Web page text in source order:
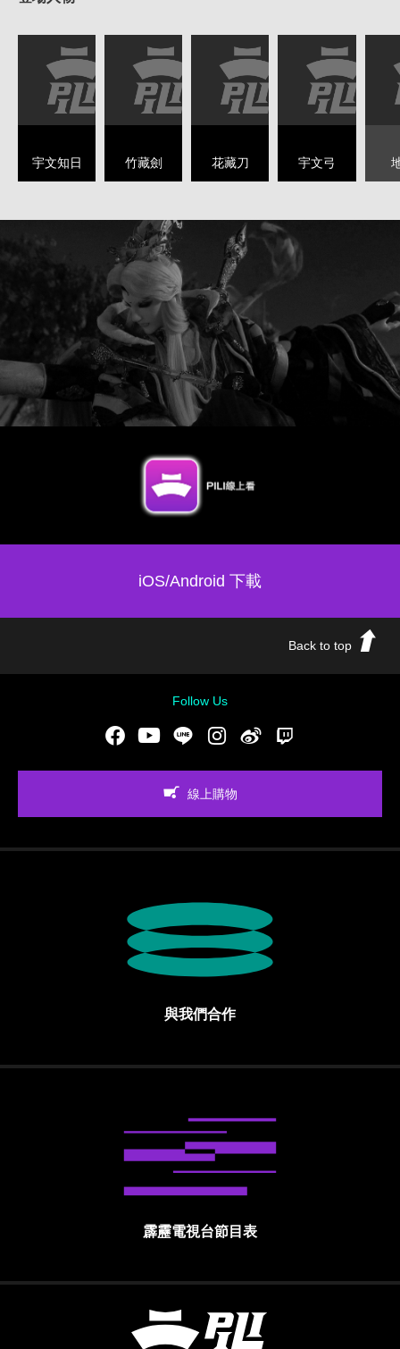
宇文知日 竹藏劍 花藏刀 宇文弓
iOS/Android 下載
Back to top
Follow Us
FacebookYoutubeLINE Instgram新浪微博
線上購物
與我們合作
霹靂電視台節目表
霹靂國際多媒體股份有限公司 PILI